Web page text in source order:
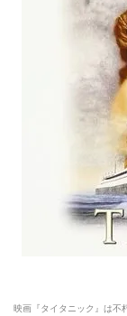
映画『タイタニック』は不